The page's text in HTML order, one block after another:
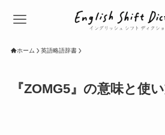
ホーム 英語略語辞書
『ZOMG5』の意味と使